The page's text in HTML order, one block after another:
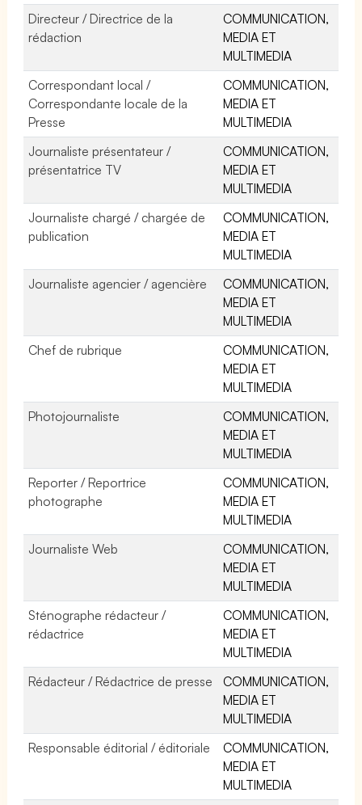
Directeur / Directrice de la
rédaction
COMMUNICATION,
MEDIA ET
MULTIMEDIA
Correspondant local /
Correspondante locale de la
Presse
COMMUNICATION,
MEDIA ET
MULTIMEDIA
Journaliste présentateur /
présentatrice TV
COMMUNICATION,
MEDIA ET
MULTIMEDIA
Journaliste chargé / chargée de
publication
COMMUNICATION,
MEDIA ET
MULTIMEDIA
Journaliste agencier / agencière
COMMUNICATION,
MEDIA ET
MULTIMEDIA
Chef de rubrique
COMMUNICATION,
MEDIA ET
MULTIMEDIA
Photojournaliste
COMMUNICATION,
MEDIA ET
MULTIMEDIA
Reporter / Reportrice
photographe
COMMUNICATION,
MEDIA ET
MULTIMEDIA
Journaliste Web
COMMUNICATION,
MEDIA ET
MULTIMEDIA
Sténographe rédacteur /
rédactrice
COMMUNICATION,
MEDIA ET
MULTIMEDIA
Rédacteur / Rédactrice de presse
COMMUNICATION,
MEDIA ET
MULTIMEDIA
Responsable éditorial / éditoriale
COMMUNICATION,
MEDIA ET
MULTIMEDIA